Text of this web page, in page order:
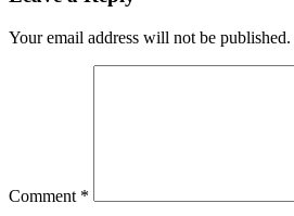
Your email address will not be published.
Comment *